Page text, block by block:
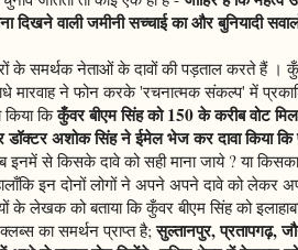
दिखने वाली जमीनी सच्चाई का और बुनियादी
के समर्थक नेताओं के दावों की पड़ताल करते हैं ।
मारवाह ने फोन करके 'रचनात्मक संकल्प' में
किया किकुँवर बीएम सिंह को 150 के करीब वोट
डॉक्टर अशोक सिंह ने ईमेल भेज कर दावा किया कि
इनमें से किसके दावे को सही माना जाये ? या
इन दोनों लोगों ने अपने अपने दावे को लेकर
के लेखक को बताया कि कुँवर बीएम सिंह को
का समर्थन प्राप्त है;सुल्तानपुर, प्रतापगढ़,